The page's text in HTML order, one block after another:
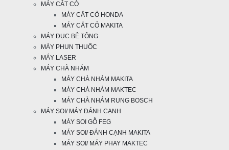
MÁY CẮT CỎ
MÁY CẮT CỎ HONDA
MÁY CẮT CỎ MAKITA
MÁY ĐỤC BÊ TÔNG
MÁY PHUN THUỐC
MÁY LASER
MÁY CHÀ NHÁM
MÁY CHÀ NHÁM MAKITA
MÁY CHÀ NHÁM MAKTEC
MÁY CHÀ NHÁM RUNG BOSCH
MÁY SOI/ MÁY ĐÁNH CẠNH
MÁY SOI GỖ FEG
MÁY SOI/ ĐÁNH CẠNH MAKITA
MÁY SOI/ MÁY PHAY MAKTEC